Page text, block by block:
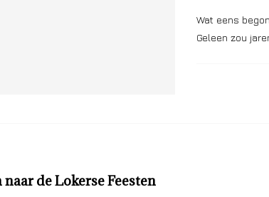
Wat eens
Geleen zou
de Lokerse Feesten